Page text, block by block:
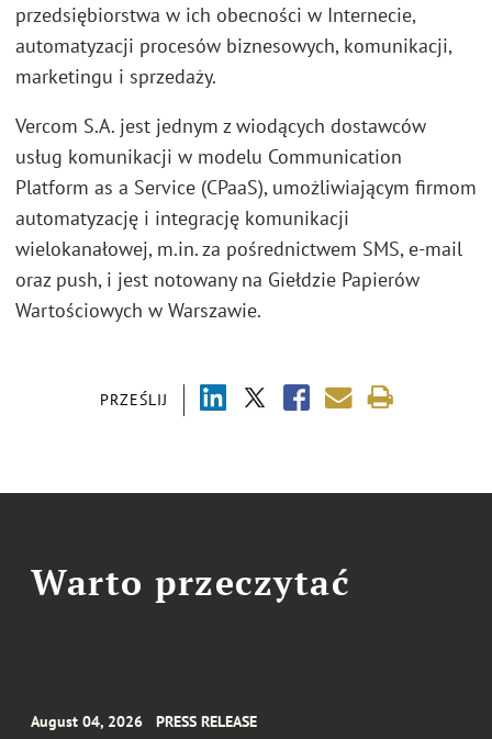
PRZEŚLIJ
przedsiębiorstwa w ich obecności w Internecie,
automatyzacji procesów biznesowych, komunikacji,
marketingu i sprzedaży.
Vercom S.A. jest jednym z wiodących dostawców
usług komunikacji w modelu Communication
Platform as a Service (CPaaS), umożliwiającym firmom
automatyzację i integrację komunikacji
wielokanałowej, m.in. za pośrednictwem SMS, e-mail
oraz push, i jest notowany na Giełdzie Papierów
Wartościowych w Warszawie.
Warto przeczytać
August 04, 2026 PRESS RELEASE